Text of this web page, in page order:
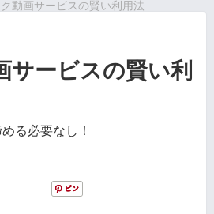
動画サービスの賢い利用法
サービスの賢い利
る必要なし！